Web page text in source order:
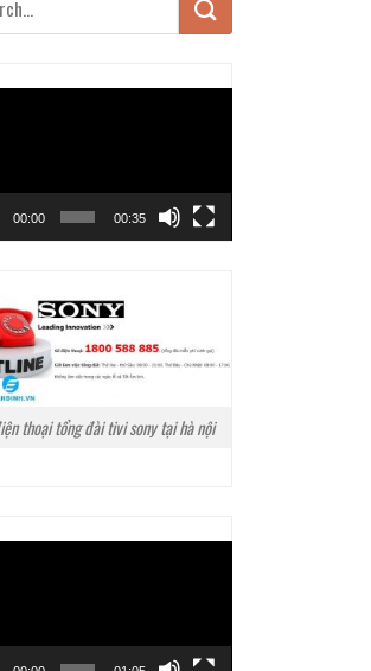
00:00 00:35
thoại tổng đài tivi sony tại hà nội